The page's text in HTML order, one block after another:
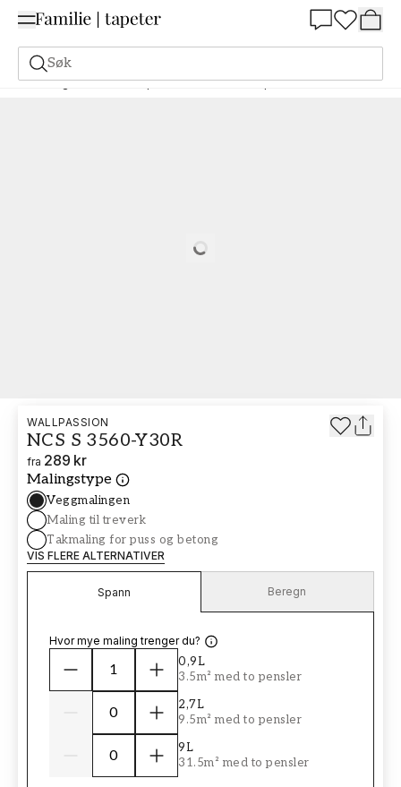
Søk
Maling Bestill basert på NCS Bestill basert på NCS 3560-Y30R
Loading…
WALLPASSION
NCS S 3560-Y30R
fra 289 kr
Malingstype
Veggmalingen
Maling til treverk
Takmaling for puss og betong
VIS FLERE ALTERNATIVER
Spann Beregn
Hvor mye maling trenger du?
0,9L
3.5m² med to pensler
2,7L
9.5m² med to pensler
9L
31.5m² med to pensler